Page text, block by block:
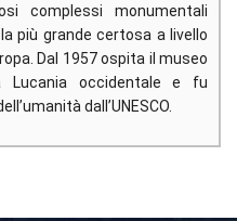
complessi monumentali
più grande certosa a livello
Dal 1957 ospita il museo
Lucania occidentale e fu
dall’UNESCO.